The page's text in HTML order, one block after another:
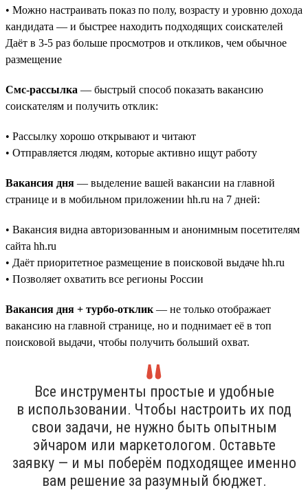
• Можно настраивать показ по полу, возрасту и уровню дохода
кандидата — и быстрее находить подходящих соискателей
Даёт в 3-5 раз больше просмотров и откликов, чем обычное
размещение
Смс-рассылка — быстрый способ показать вакансию
соискателям и получить отклик:
• Рассылку хорошо открывают и читают
• Отправляется людям, которые активно ищут работу
Вакансия дня — выделение вашей вакансии на главной
странице и в мобильном приложении hh.ru на 7 дней:
• Вакансия видна авторизованным и анонимным посетителям
сайта hh.ru
• Даёт приоритетное размещение в поисковой выдаче hh.ru
• Позволяет охватить все регионы России
Вакансия дня + турбо-отклик — не только отображает
вакансию на главной странице, но и поднимает её в топ
поисковой выдачи, чтобы получить больший охват.
Все инструменты простые и удобные
в использовании. Чтобы настроить их под
свои задачи, не нужно быть опытным
эйчаром или маркетологом. Оставьте
заявку — и мы поберём подходящее именно
вам решение за разумный бюджет.